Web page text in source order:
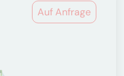
Auf Anfrage